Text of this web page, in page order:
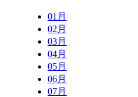
01月
02月
03月
04月
05月
06月
07月